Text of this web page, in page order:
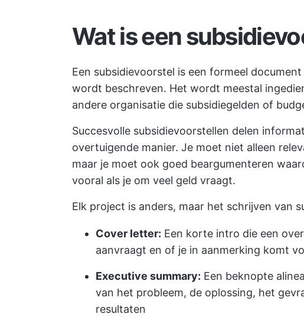
Wat is een
Een subsidievoorstel is een formeel
wordt beschreven. Het wordt meestal
andere organisatie die subsidiegelden of
Succesvolle subsidievoorstellen delen
overtuigende manier. Je moet niet alleen
maar je moet ook goed beargumenteren
vooral als je om veel geld vraagt.
Elk project is anders, maar het schrijven van
Cover letter: Een korte intro die een
aanvraagt en of je in aanmerking komt
Executive summary: Een beknopte
van het probleem, de oplossing, het
resultaten